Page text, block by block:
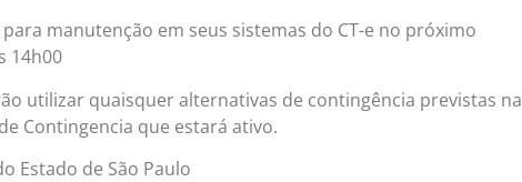
para manutenção em seus sistemas do CT-e no próximo
14h00
utilizar quaisquer alternativas de contingência previstas na
Contingencia que estará ativo.
Estado de São Paulo